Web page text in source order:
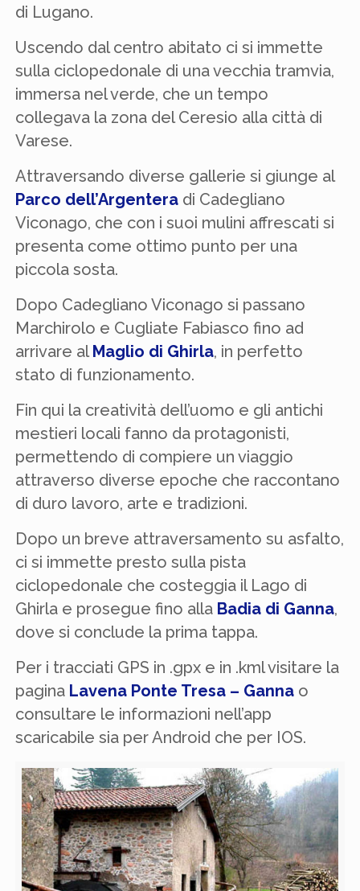
di Lugano.
Uscendo dal centro abitato ci si immette
sulla ciclopedonale di una vecchia tramvia,
immersa nel verde, che un tempo
collegava la zona del Ceresio alla città di
Varese.
Attraversando diverse gallerie si giunge al
Parco dell’Argentera di Cadegliano
Viconago, che con i suoi mulini affrescati si
presenta come ottimo punto per una
piccola sosta.
Dopo Cadegliano Viconago si passano
Marchirolo e Cugliate Fabiasco fino ad
arrivare alMaglio di Ghirla, in perfetto
stato di funzionamento.
Fin qui la creatività dell’uomo e gli antichi
mestieri locali fanno da protagonisti,
permettendo di compiere un viaggio
attraverso diverse epoche che raccontano
di duro lavoro, arte e tradizioni.
Dopo un breve attraversamento su asfalto,
ci si immette presto sulla pista
ciclopedonale che costeggia il Lago di
Ghirla e prosegue fino alla Badia di Ganna,
dove si conclude la prima tappa.
Per i tracciati GPS in .gpx e in .kml visitare la
pagina Lavena Ponte Tresa – Ganna o
consultare le informazioni nell’app
scaricabile sia per Android che per IOS.